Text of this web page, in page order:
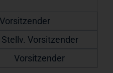
Vorsitzender
Stellv. Vorsitzender
Vorsitzender